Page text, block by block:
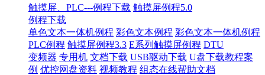
触摸屏、PLC---例程下载 触摸屏例程5.0
例程下载
单色文本一体机例程 彩色文本例程 彩色文本一体机例程
PLC例程 触摸屏例程3.3 E系列触摸屏例程 DTU
变频器 专用机 文档下载 USB驱动下载 U盘下载教程案
例 优控网盘资料 视频教程 组态在线帮助文档